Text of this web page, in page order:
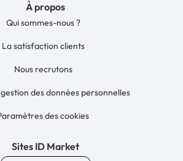
À propos
Qui sommes-nous ?
La satisfaction clients
Nous recrutons
des données personnelles
des cookies
Sites ID Market